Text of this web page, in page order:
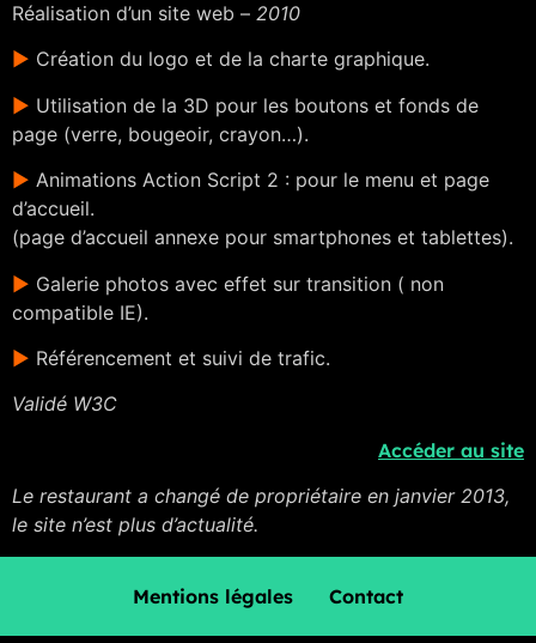
Réalisation d’un site web – 2010
► Création du logo et de la charte graphique.
► Utilisation de la 3D pour les boutons et fonds de
page (verre, bougeoir, crayon…).
► Animations Action Script 2 : pour le menu et page
d’accueil.
(page d’accueil annexe pour smartphones et tablettes).
► Galerie photos avec effet sur transition ( non
compatible IE).
► Référencement et suivi de trafic.
Validé W3C
Accéder au site
Le restaurant a changé de propriétaire en janvier 2013,
le site n’est plus d’actualité.
Mentions légales Contact